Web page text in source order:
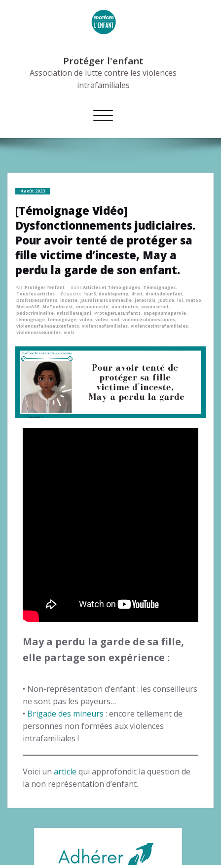
Protéger l'enfant
Association de lutte contre les violences
intrafamiliales
Afficher/masquer
la
4 août 2023
[Témoignage Vidéo]
Dysfonctionnements judiciaires.
Pour avoir tenté de protéger sa
fille victime d’inceste, May a
perdu la garde de son enfant.
Par Protéger l'enfant dansArticles et Témoignages, Témoignages,
Tous les articles
Étiquette 1sur5, doublepeine, droit, droitsdelenfant,
DroitsDesEnfants, inceste, JauraisFaitCommeElle, jetecrois, Justice, loi, metoo,
MetooASE, MeTooIncest, metooinceste, noustoutes, onvouscroit,
pedocriminalite, PriscillaMajani, ProtegerLesEnfants, sapepasmaparole,
témoignage, temoignage, video, vidéo, viol, violencesdomestiques,
violencesfaitesauxenfants, violencesfamiliales, violencesintrafamiliales,
violencessexuelles, viols
May a perdu la garde de sa fille,
elle partage son expérience :
• Non-représentation d’enfant : les conseilleurs
ne sont pas les payeurs…
• Brigade des mineurs : encore tellement de
personnes non formées aux violences
intrafamiliales !
Voici un article qui approfondit la question de
la non représentation d’enfant.